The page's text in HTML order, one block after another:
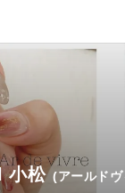
小松 (アールド